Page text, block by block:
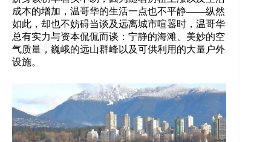
成本的增加，温哥华的生活一点也不平静——纵然
如此，却也不妨碍当谈及远离城市喧嚣时，温哥华
总有实力与资本侃侃而谈：宁静的海滩、美妙的空
气质量，巍峨的远山群峰以及可供利用的大量户外
设施。